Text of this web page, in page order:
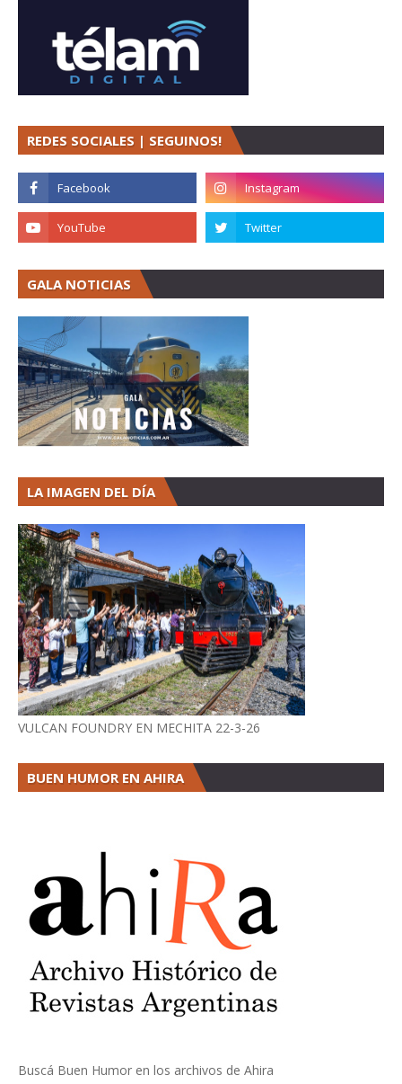
REDES SOCIALES | SEGUINOS!
GALA NOTICIAS
LA IMAGEN DEL DÍA
VULCAN FOUNDRY EN MECHITA 22-3-26
BUEN HUMOR EN AHIRA
Buscá Buen Humor en los archivos de Ahira